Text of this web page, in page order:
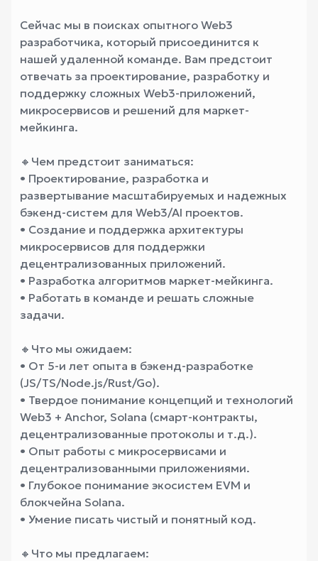
Сейчас мы в поисках опытного Web3
разработчика, который присоединится к
нашей удаленной команде. Вам предстоит
отвечать за проектирование, разработку и
поддержку сложных Web3-приложений,
микросервисов и решений для маркет-
мейкинга.
🔸Чем предстоит заниматься:
• Проектирование, разработка и
развертывание масштабируемых и надежных
бэкенд-систем для Web3/AI проектов.
• Создание и поддержка архитектуры
микросервисов для поддержки
децентрализованных приложений.
• Разработка алгоритмов маркет-мейкинга.
• Работать в команде и решать сложные
задачи.
🔸Что мы ожидаем:
• От 5-и лет опыта в бэкенд-разработке
(JS/TS/Node.js/Rust/Go).
• Твердое понимание концепций и технологий
Web3 + Anchor, Solana (смарт-контракты,
децентрализованные протоколы и т.д.).
• Опыт работы с микросервисами и
децентрализованными приложениями.
• Глубокое понимание экосистем EVM и
блокчейна Solana.
• Умение писать чистый и понятный код.
🔸Что мы предлагаем: